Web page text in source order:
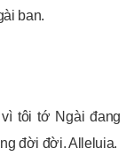
ban.
tôi tớ Ngài đang
đời đời. Alleluia.